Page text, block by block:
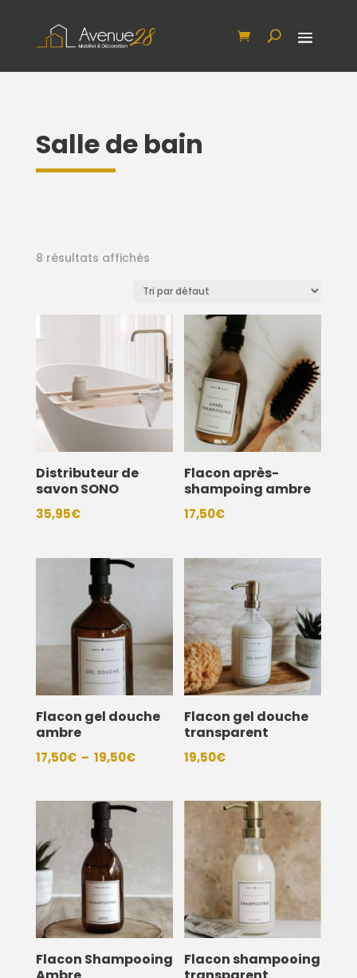
Salle de bain
8 résultats affichés
Distributeur de
savon SONO
35,95€
Flacon après-
shampoing ambre
17,50€
Flacon gel douche
ambre
17,50€ – 19,50€Plage
prix :
17,50€
Flacon gel douche
transparent
19,50€
Flacon Shampooing
Flacon shampooing